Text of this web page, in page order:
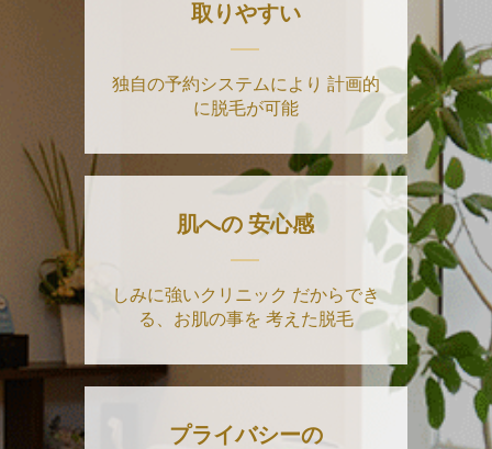
取りやすい
独自の予約システムにより 計画的
に脱毛が可能
肌への 安心感
しみに強いクリニック だからでき
る、お肌の事を 考えた脱毛
プライバシーの